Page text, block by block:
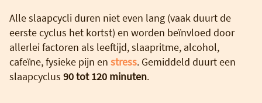
Alle slaapcycli duren niet even lang (vaak duurt de
eerste cyclus het kortst) en worden beïnvloed door
allerlei factoren als leeftijd, slaapritme, alcohol,
cafeïne, fysieke pijn en stress. Gemiddeld duurt een
slaapcyclus 90 tot 120 minuten.